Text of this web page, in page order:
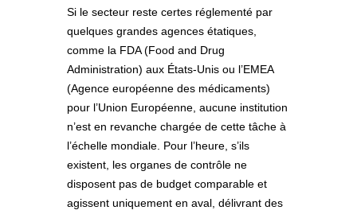
Si le secteur reste certes réglementé par
quelques grandes agences étatiques,
comme la FDA (Food and Drug
Administration) aux États-Unis ou l’EMEA
(Agence européenne des médicaments)
pour l’Union Européenne, aucune institution
n’est en revanche chargée de cette tâche à
l’échelle mondiale. Pour l’heure, s’ils
existent, les organes de contrôle ne
disposent pas de budget comparable et
agissent uniquement en aval, délivrant des